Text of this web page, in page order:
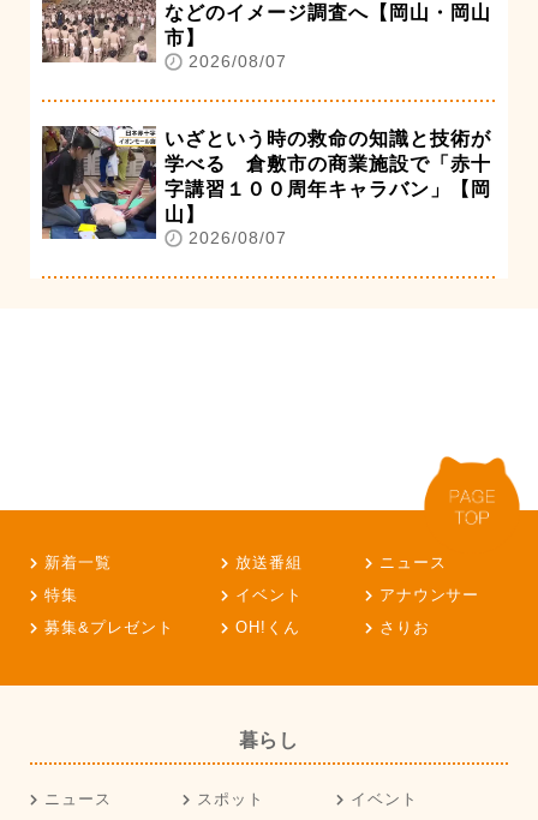
などのイメージ調査へ【岡山・岡山
市】
2026/08/07
いざという時の救命の知識と技術が
学べる 倉敷市の商業施設で「赤十
字講習１００周年キャラバン」【岡
山】
2026/08/07
新着一覧 放送番組
ニュース
特集
イベント
アナウンサー
募集&プレゼント
OH!くん さりお
暮らし
ニュース スポット
イベント